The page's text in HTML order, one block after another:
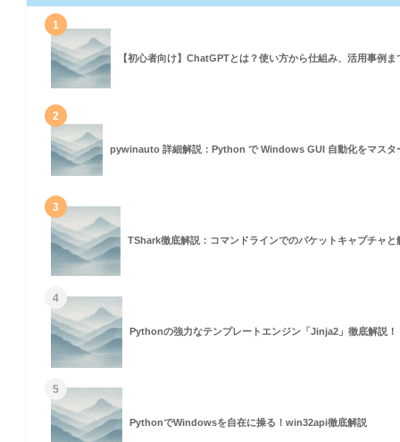
1
【初心者向け】ChatGPTとは？使い方から仕組み、活用事例ま
2
pywinauto 詳細解説：Python で Windows GUI 自動化をマスタ
3
TShark徹底解説：コマンドラインでのパケットキャプチャと
4
Pythonの強力なテンプレートエンジン「Jinja2」徹底解説！
5
PythonでWindowsを自在に操る！win32api徹底解説